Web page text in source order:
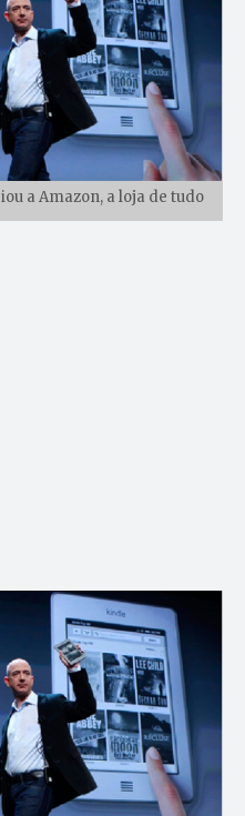
a Amazon, a loja de tudo